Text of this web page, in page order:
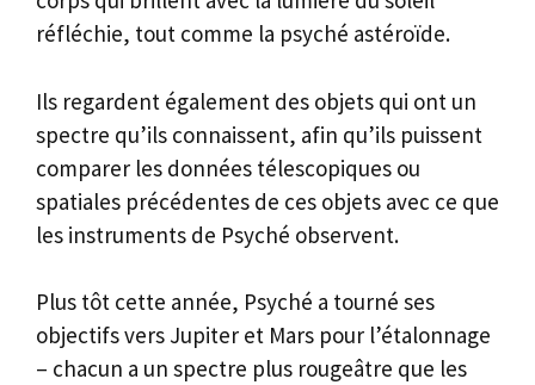
réfléchie, tout comme la psyché astéroïde.
Ils regardent également des objets qui ont un
spectre qu’ils connaissent, afin qu’ils puissent
comparer les données télescopiques ou
spatiales précédentes de ces objets avec ce que
les instruments de Psyché observent.
Plus tôt cette année, Psyché a tourné ses
objectifs vers Jupiter et Mars pour l’étalonnage
– chacun a un spectre plus rougeâtre que les